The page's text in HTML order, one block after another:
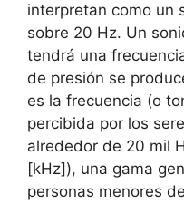
interpretan como un
sobre 20 Hz. Un
tendrá una
de presión se
es la frecuencia (o
percibida por los
alrededor de 20 mil
[kHz]), una gama
personas menores